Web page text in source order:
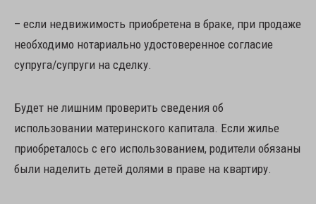
– если недвижимость приобретена в браке, при продаже
необходимо нотариально удостоверенное согласие
супруга/супруги на сделку.
Будет не лишним проверить сведения об
использовании материнского капитала. Если жилье
приобреталось с его использованием, родители обязаны
были наделить детей долями в праве на квартиру.